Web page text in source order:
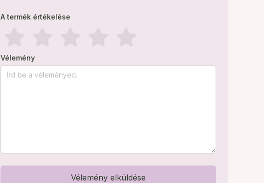
A termék értékelése
Vélemény
Vélemény elküldése